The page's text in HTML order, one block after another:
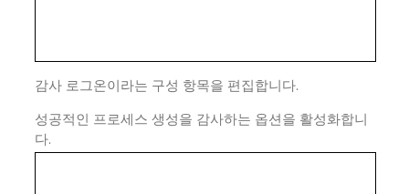
감사 로그온이라는 구성 항목을 편집합니다.
성공적인 프로세스 생성을 감사하는 옵션을 활성화합니
다.